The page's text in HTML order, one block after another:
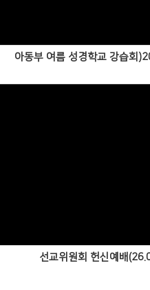
아동부 여름 성경학교 강습회
선교위원회 헌신예배